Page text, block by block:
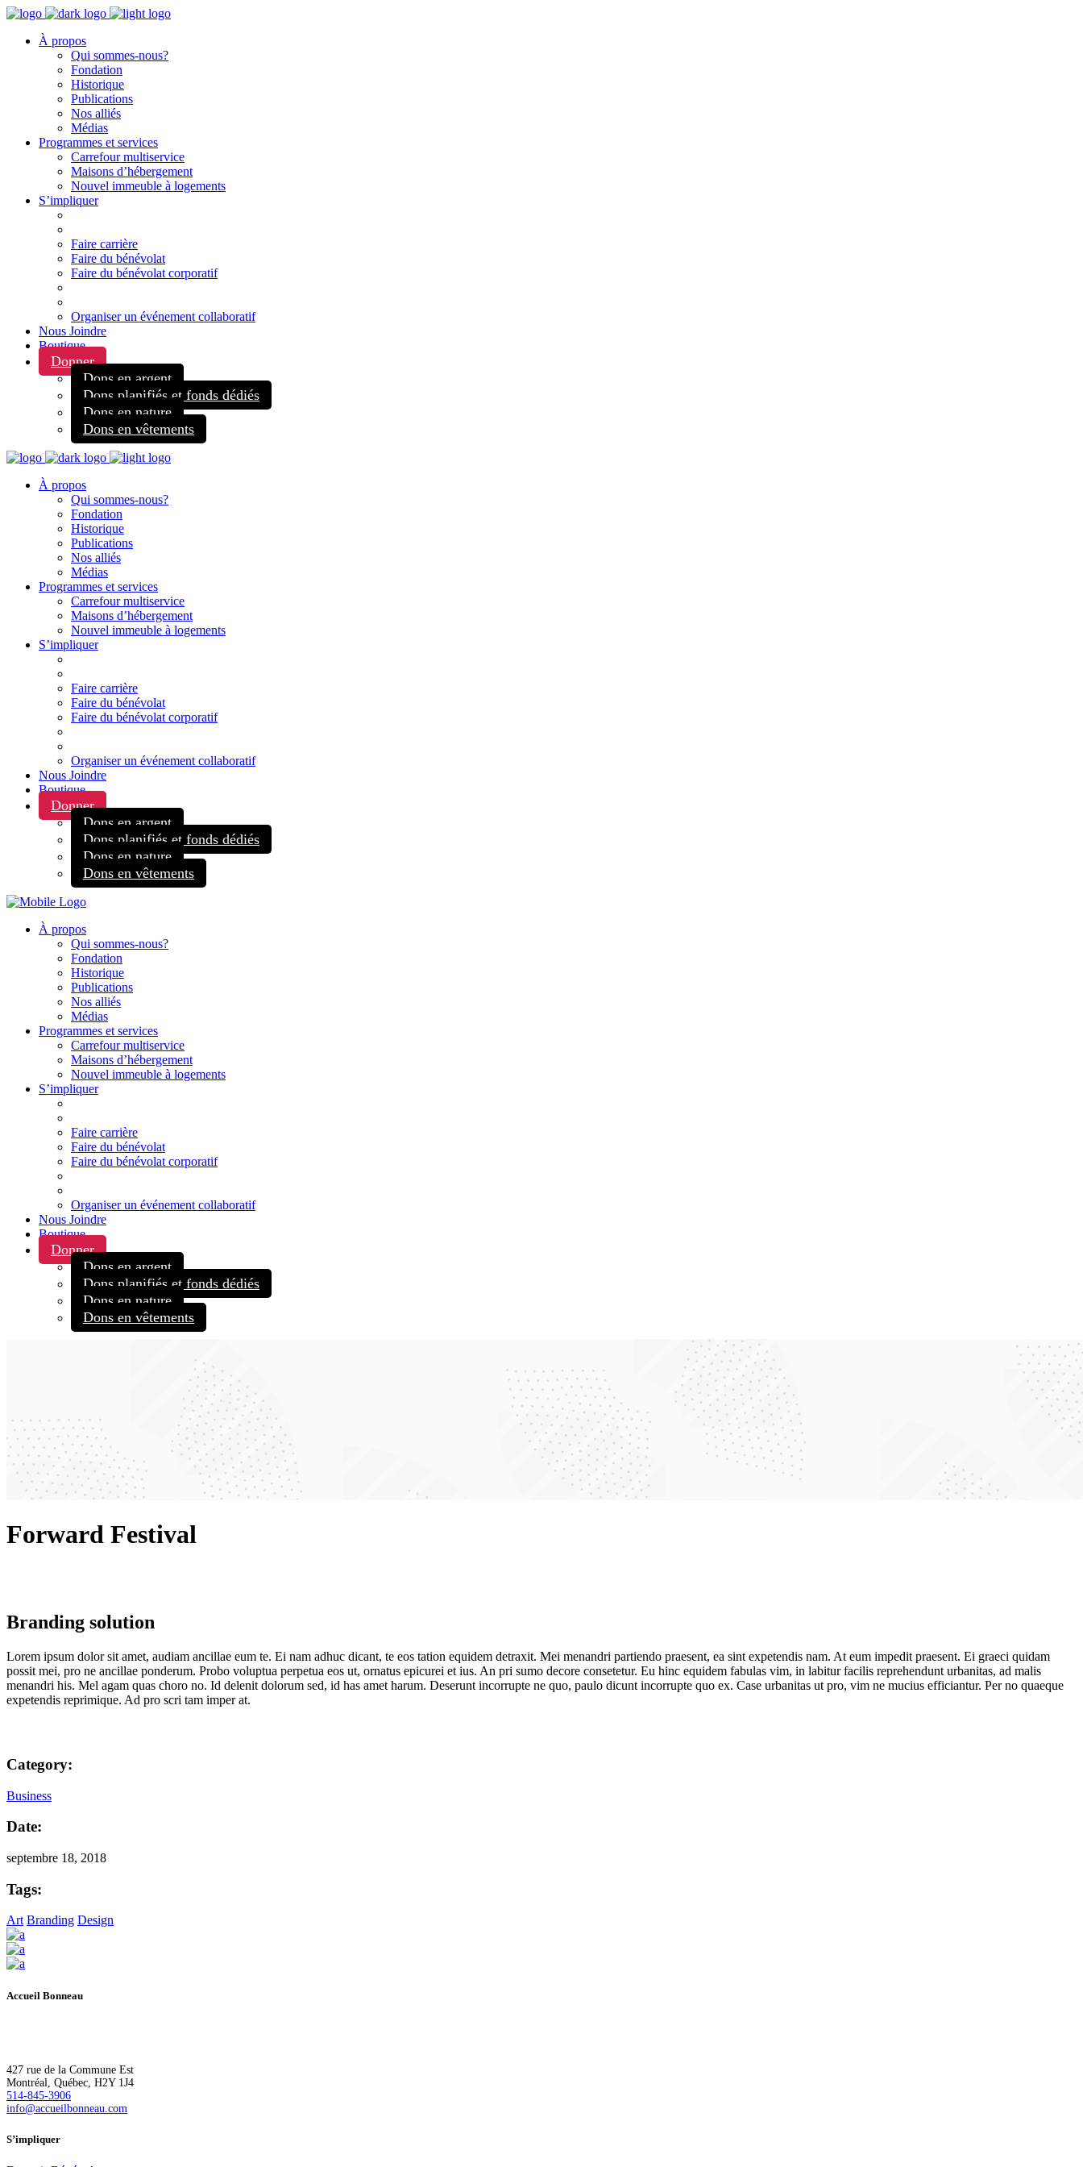
À propos
Qui sommes-nous?
Fondation
Historique
Publications
Nos alliés
Médias
Programmes et services
Carrefour multiservice
Maisons d’hébergement
Nouvel immeuble à logements
S’impliquer
Faire carrière
Faire du bénévolat
Faire du bénévolat corporatif
Organiser un événement collaboratif
Nous Joindre
Boutique
Donner
Dons en argent
Dons planifiés et fonds dédiés
Dons en nature
Dons en vêtements
À propos
Qui sommes-nous?
Fondation
Historique
Publications
Nos alliés
Médias
Programmes et services
Carrefour multiservice
Maisons d’hébergement
Nouvel immeuble à logements
S’impliquer
Faire carrière
Faire du bénévolat
Faire du bénévolat corporatif
Organiser un événement collaboratif
Nous Joindre
Boutique
Donner
Dons en argent
Dons planifiés et fonds dédiés
Dons en nature
Dons en vêtements
À propos
Qui sommes-nous?
Fondation
Historique
Publications
Nos alliés
Médias
Programmes et services
Carrefour multiservice
Maisons d’hébergement
Nouvel immeuble à logements
S’impliquer
Faire carrière
Faire du bénévolat
Faire du bénévolat corporatif
Organiser un événement collaboratif
Nous Joindre
Boutique
Donner
Dons en argent
Dons planifiés et fonds dédiés
Dons en nature
Dons en vêtements
Forward Festival
Branding solution
Lorem ipsum dolor sit amet, audiam ancillae eum te. Ei nam adhuc dicant, te eos tation equidem detraxit. Mei menandri partiendo praesent, ea sint expetendis nam. At eum impedit praesent. Ei graeci quidam
possit mei, pro ne ancillae ponderum. Probo voluptua perpetua eos ut, ornatus epicurei et ius. An pri sumo decore consetetur. Eu hinc equidem fabulas vim, in labitur facilis reprehendunt urbanitas, ad malis
menandri his. Mel agam quas choro no. Id delenit dolorum sed, id has amet harum. Deserunt incorrupte ne quo, paulo dicunt incorrupte quo ex. Case urbanitas ut pro, vim ne mucius efficiantur. Per no quaeque
expetendis reprimique. Ad pro scri tam imper at.
Category:
Business
Date:
septembre 18, 2018
Tags:
Art Branding Design
Accueil Bonneau
427 rue de la Commune Est
Montréal, Québec, H2Y 1J4
514-845-3906
info@accueilbonneau.com
S’impliquer